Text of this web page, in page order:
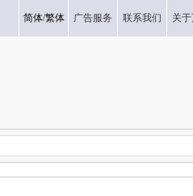
简体/繁体 广告服务 联系我们 关